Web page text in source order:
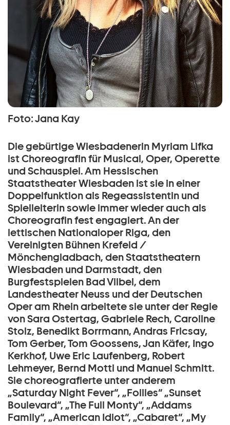
Foto: Jana Kay
Die gebürtige Wiesbadenerin Myriam Lifka
ist Choreografin für Musical, Oper, Operette
und Schauspiel. Am Hessischen
Staatstheater Wiesbaden ist sie in einer
Doppelfunktion als Regeassistentin und
Spielleiterin sowie immer wieder auch als
Choreografin fest engagiert. An der
lettischen Nationaloper Riga, den
Vereinigten Bühnen Krefeld /
Mönchengladbach, den Staatstheatern
Wiesbaden und Darmstadt, den
Burgfestspielen Bad Vilbel, dem
Landestheater Neuss und der Deutschen
Oper am Rhein arbeitete sie unter der Regie
von Sara Ostertag, Gabriele Rech, Caroline
Stolz, Benedikt Borrmann, Andras Fricsay,
Tom Gerber, Tom Goossens, Jan Käfer, Ingo
Kerkhof, Uwe Eric Laufenberg, Robert
Lehmeyer, Bernd Mottl und Manuel Schmitt.
Sie choreografierte unter anderem
„Saturday Night Fever“, „Follies“ „Sunset
Boulevard“, „The Full Monty“, „Addams
Family“, „American Idiot“, „Cabaret“, „My